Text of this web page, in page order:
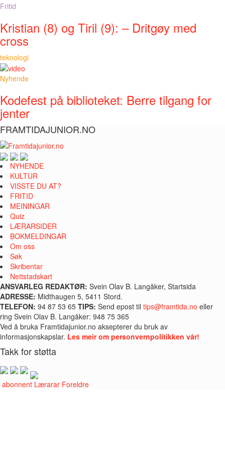
Fritid
Kristian (8) og Tiril (9): – Dritgøy med
cross
teknologi
Nyhende
Kodefest på biblioteket: Berre tilgang for
jenter
FRAMTIDAJUNIOR.NO
NYHENDE
KULTUR
VISSTE DU AT?
FRITID
MEININGAR
Quiz
LÆRARSIDER
BOKMELDINGAR
Om oss
Søk
Skribentar
Nettstadskart
ANSVARLEG REDAKTØR: Svein Olav B. Langåker, Startsida
ADRESSE: Midthaugen 5, 5411 Stord.
TELEFON: 94 87 53 65 TIPS: Send epost til tips@framtida.no eller
ring Svein Olav B. Langåker: 948 75 365
Ved å bruka Framtidajunior.no aksepterer du bruk av
informasjonskapslar. Les meir om personvernpolitikken vår!
Takk for støtta
abonnent Lærarar Foreldre